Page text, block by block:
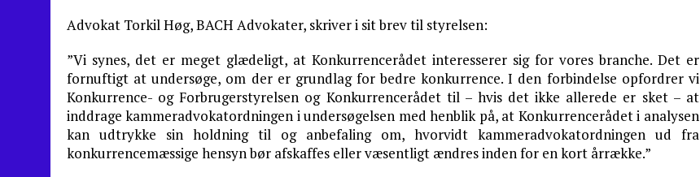
Advokat Torkil Høg, BACH Advokater, skriver i sit brev til styrelsen:
”Vi synes, det er meget glædeligt, at Konkurrencerådet interesserer sig for vores branche. Det er
fornuftigt at undersøge, om der er grundlag for bedre konkurrence. I den forbindelse opfordrer vi
Konkurrence- og Forbrugerstyrelsen og Konkurrencerådet til – hvis det ikke allerede er sket – at
inddrage kammeradvokatordningen i undersøgelsen med henblik på, at Konkurrencerådet i analysen
kan udtrykke sin holdning til og anbefaling om, hvorvidt kammeradvokatordningen ud fra
konkurrencemæssige hensyn bør afskaffes eller væsentligt ændres inden for en kort årrække.”